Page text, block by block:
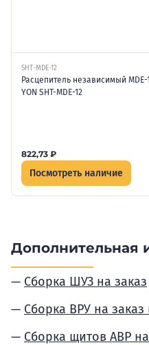
SHT-MDE-12
Расцепитель независимый MDE-
YON SHT-MDE-12
822,73 ₽
Посмотреть наличие
Дополнительная
Сборка ШУЗ на заказ
Сборка ВРУ на
Сборка щитов АВР